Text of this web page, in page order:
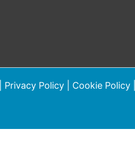
Privacy Policy Cookie Policy